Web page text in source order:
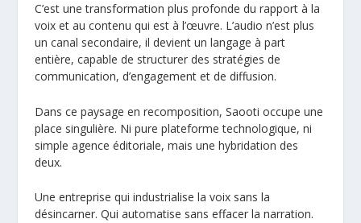
C’est une transformation plus profonde du rapport à la
voix et au contenu qui est à l’œuvre. L’audio n’est plus
un canal secondaire, il devient un langage à part
entière, capable de structurer des stratégies de
communication, d’engagement et de diffusion.
Dans ce paysage en recomposition, Saooti occupe une
place singulière. Ni pure plateforme technologique, ni
simple agence éditoriale, mais une hybridation des
deux.
Une entreprise qui industrialise la voix sans la
désincarner. Qui automatise sans effacer la narration.